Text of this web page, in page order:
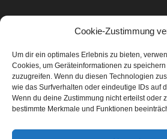
Cookie-Zustimmung
Um dir ein optimales Erlebnis zu bieten,
Cookies, um Geräteinformationen zu
zuzugreifen. Wenn du diesen Technologien
wie das Surfverhalten oder eindeutige IDs auf
Wenn du deine Zustimmung nicht erteilst oder
bestimmte Merkmale und Funktionen
Events & Success
Breaking News
Aktuelles
Featured Article
Karriere